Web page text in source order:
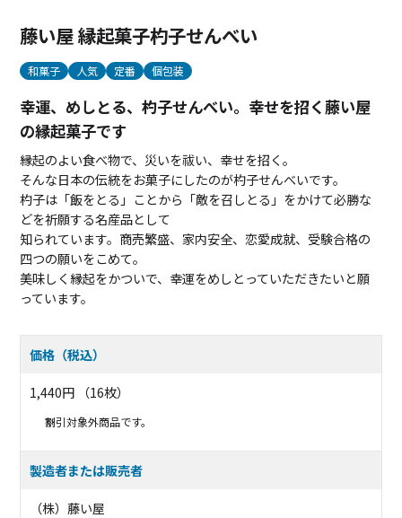
藤い屋 縁起菓子杓子せんべい
和菓子 人気 定番 個包装
幸運、めしとる、杓子せんべい。幸せを招く藤い屋
の縁起菓子です
縁起のよい食べ物で、災いを祓い、幸せを招く。
そんな日本の伝統をお菓子にしたのが杓子せんべいです。
杓子は「飯をとる」ことから「敵を召しとる」をかけて必勝な
どを祈願する名産品として
知られています。商売繁盛、家内安全、恋愛成就、受験合格の
四つの願いをこめて。
美味しく縁起をかついで、幸運をめしとっていただきたいと願
っています。
価格（税込）
1,440円 （16枚）
割引対象外商品です。
製造者または販売者
（株）藤い屋